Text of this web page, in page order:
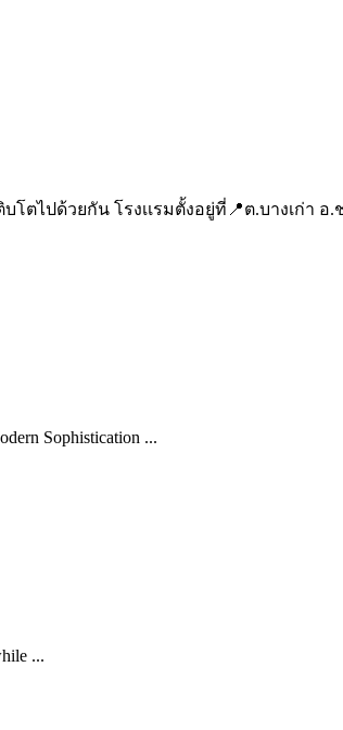
โตไปด้วยกัน โรงเเรมตั้งอยู่ที่📍ต.บางเก่า
Sophistication ...
...